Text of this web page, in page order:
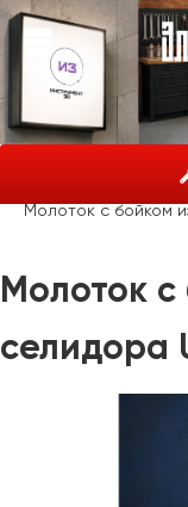
Молотки,
Молоток с бойком
Молоток с
селидора